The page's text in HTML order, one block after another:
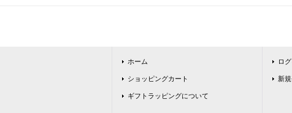
ホーム
ショッピングカート
ギフトラッピングについて
ロ
新